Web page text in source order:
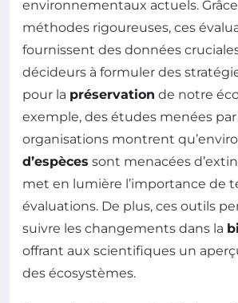
environnementaux actuels.
méthodes rigoureuses, ces
fournissent des données
décideurs à formuler des
pour la préservation de notre
exemple, des études menées
organisations montrent
d’espèces sont menacées
met en lumière l’importance de
évaluations. De plus, ces outils
suivre les changements dans la
offrant aux scientifiques un
des écosystèmes.